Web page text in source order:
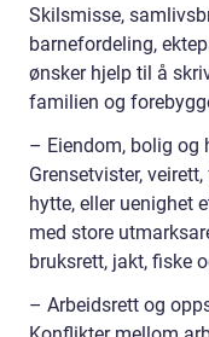
Skilsmisse,
barnefordeling,
ønsker hjelp til å
familien og
– Eiendom, bolig og
Grensetvister,
hytte, eller uenighet
med store
bruksrett, jakt, fiske
– Arbeidsrett og